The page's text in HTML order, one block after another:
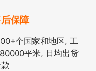
保障
个国家和地区, 工
平米, 日均出货